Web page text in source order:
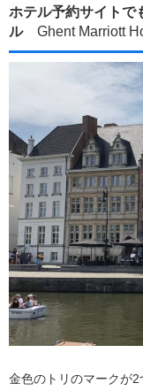
ホテル予約サイトで
ル Ghent Marriott
金色のトリのマークが2